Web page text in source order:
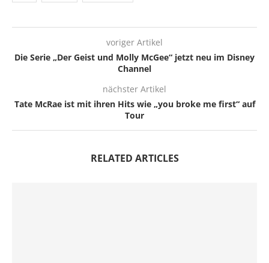
voriger Artikel
Die Serie „Der Geist und Molly McGee“ jetzt neu im Disney
Channel
nächster Artikel
Tate McRae ist mit ihren Hits wie „you broke me first“ auf
Tour
RELATED ARTICLES